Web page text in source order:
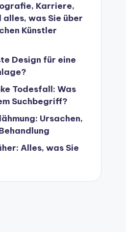
Karriere,
alles, was Sie über
Künstler
Design für eine
Todesfall: Was
Suchbegriff?
Ursachen,
Alles, was Sie